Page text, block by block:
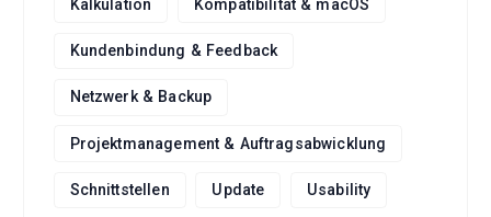
Kalkulation Kompatibilität & macOS
Kundenbindung & Feedback
Netzwerk & Backup
Projektmanagement & Auftragsabwicklung
Schnittstellen Update Usability